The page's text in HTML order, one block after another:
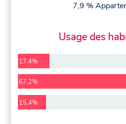
7,9 %
Usage des
17,4%
67,2%
15,4%